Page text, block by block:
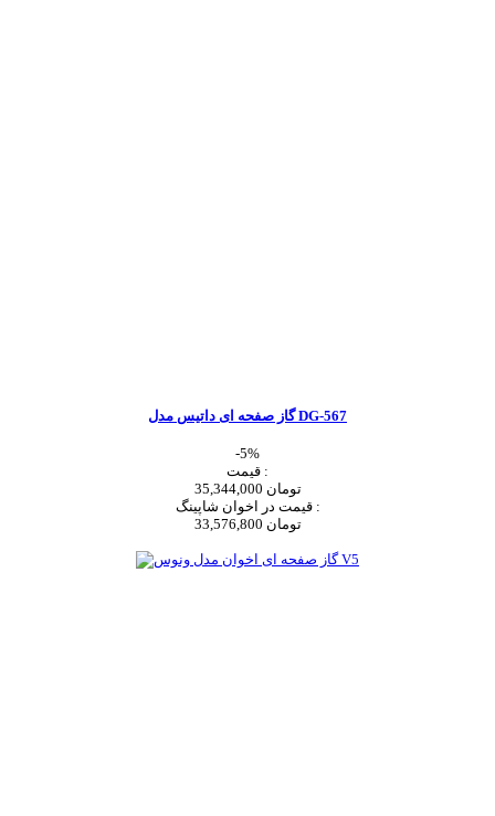
گاز صفحه ای داتیس مدل DG-567
-5%
قیمت :
35,344,000 تومان
قیمت در اخوان شاپینگ :
33,576,800 تومان